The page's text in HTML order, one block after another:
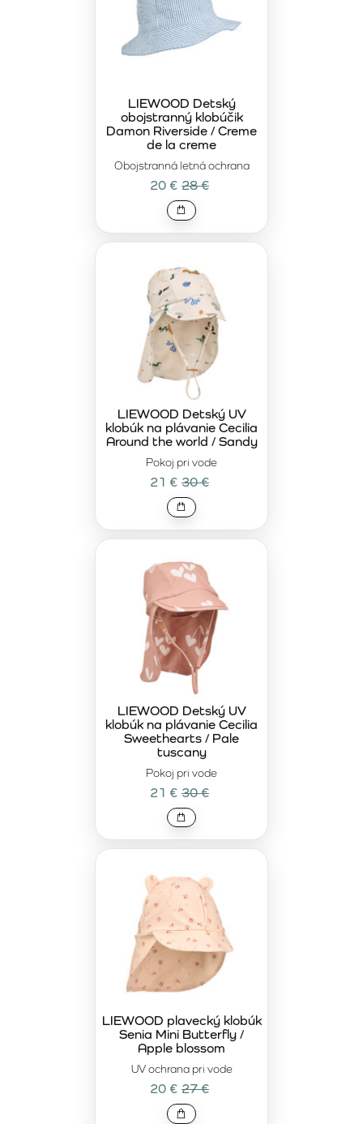
Obojstranná letná ochrana
LIEWOOD Detský
obojstranný klobúčik
Damon Riverside / Creme
de la creme
20 € 28 €
Pokoj pri vode
LIEWOOD Detský UV
klobúk na plávanie Cecilia
Around the world / Sandy
21 € 30 €
Pokoj pri vode
LIEWOOD Detský UV
klobúk na plávanie Cecilia
Sweethearts / Pale
tuscany
21 € 30 €
UV ochrana pri vode
LIEWOOD plavecký klobúk
Senia Mini Butterfly /
Apple blossom
20 € 27 €